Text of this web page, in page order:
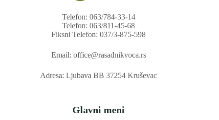
Telefon: 063/784-33-14
Telefon: 063/811-45-68
Fiksni Telefon: 037/3-875-598
Email: office@rasadnikvoca.rs
Adresa: Ljubava BB 37254 Kruševac
Glavni meni